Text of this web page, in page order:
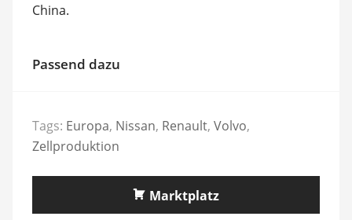
China.
Passend dazu
Tags: Europa, Nissan, Renault, Volvo,
Zellproduktion
Marktplatz